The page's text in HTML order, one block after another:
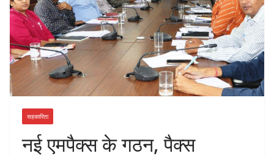
सहकारिता
नई एमपैक्स के गठन, पैक्स